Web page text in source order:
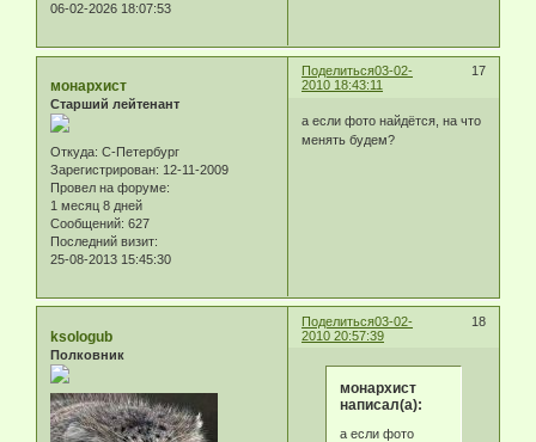
06-02-2026 18:07:53
Поделиться 17
03-02-
2010 18:43:11
монархист
Старший лейтенант
Откуда: С-Петербург
Зарегистрирован: 12-11-2009
Провел на форуме:
1 месяц 8 дней
Сообщений: 627
Последний визит:
25-08-2013 15:45:30
а если фото найдётся, на что
менять будем?
Поделиться 18
03-02-
2010 20:57:39
ksologub
Полковник
монархист
написал(а):
а если фото